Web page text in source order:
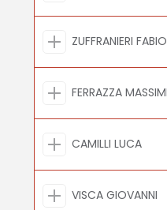
ZUFFRANIERI FABIO
FERRAZZA
CAMILLI LUCA
VISCA GIOVANNI